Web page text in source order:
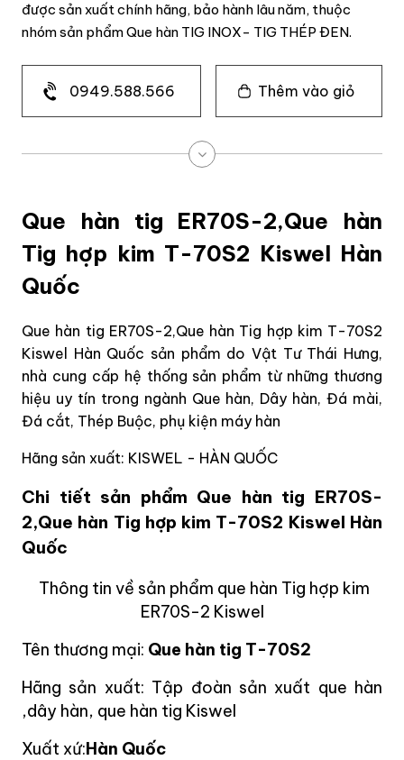
được sản xuất chính hãng, bảo hành lâu năm, thuộc
nhóm sản phẩm Que hàn TIG INOX- TIG THÉP ĐEN.
0949.588.566 Thêm vào giỏ
Que hàn tig ER70S-2,Que hàn
Tig hợp kim T-70S2 Kiswel Hàn
Quốc
Que hàn tig ER70S-2,Que hàn Tig hợp kim T-70S2
Kiswel Hàn Quốc sản phẩm do Vật Tư Thái Hưng,
nhà cung cấp hệ thống sản phẩm từ những thương
hiệu uy tín trong ngành Que hàn, Dây hàn, Đá mài,
Đá cắt, Thép Buộc, phụ kiện máy hàn
Hãng sản xuất: KISWEL - HÀN QUỐC
Chi tiết sản phẩm Que hàn tig ER70S-
2,Que hàn Tig hợp kim T-70S2 Kiswel Hàn
Quốc
Thông tin về sản phẩm que hàn Tig hợp kim
ER70S-2 Kiswel
Tên thương mại: Que hàn tig T-70S2
Hãng sản xuất: Tập đoàn sản xuất que hàn
,dây hàn, que hàn tig Kiswel
Xuất xứ:Hàn Quốc